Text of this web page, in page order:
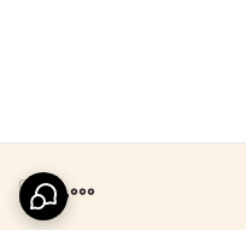
161,000